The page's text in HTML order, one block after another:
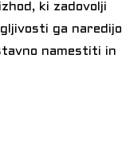
ki zadovolji
ga naredijo
namestiti in